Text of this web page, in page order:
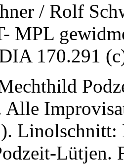
/ Rolf
MPL
170.291
Alle
Lütjen.